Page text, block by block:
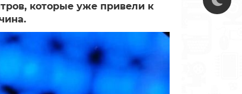
которые уже привели к